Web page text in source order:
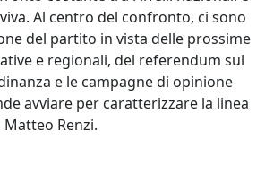
Al centro del confronto, ci sono
del partito in vista delle prossime
e regionali, del referendum sul
e le campagne di opinione
avviare per caratterizzare la linea
Renzi.